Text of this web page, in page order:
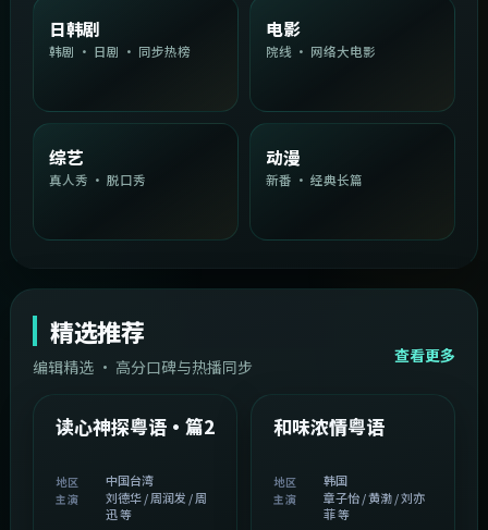
日韩剧
韩剧 · 日剧 · 同步热榜
电影
院线 · 网络大电影
综艺
真人秀 · 脱口秀
动漫
新番 · 经典长篇
精选推荐
编辑精选 · 高分口碑与热播同步
查看更多
精选
中国台湾 1:54:36
读心神探粤语·篇2
地区 中国台湾
主演
刘德华 / 周润发 / 周
迅 等
精选
2:08:51
和味浓情粤语
地区 韩国
主演
章子怡 / 黄渤 / 刘亦
菲 等